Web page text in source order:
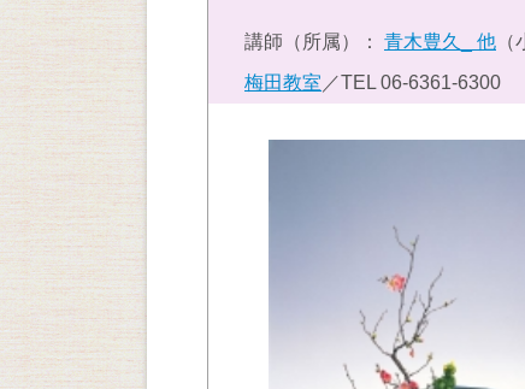
講師（所属）： 青木豊久_ 他
梅田教室 ／TEL 06-6361-6300